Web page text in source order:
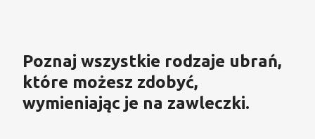
Poznaj wszystkie rodzaje ubrań,
które możesz zdobyć,
wymieniając je na zawleczki.